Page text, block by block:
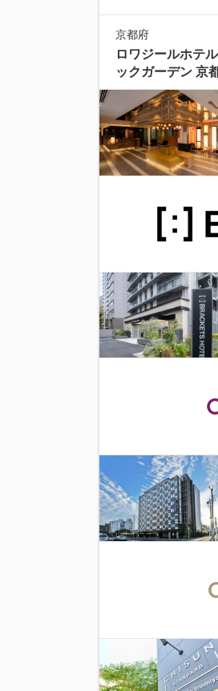
京都府
ロワジールホテ
ックガーデン 京